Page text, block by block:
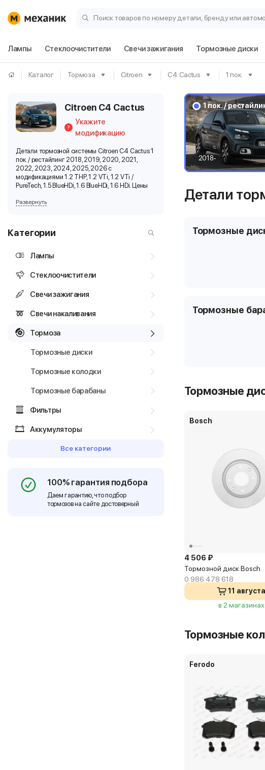
Поиск товаров по номеру детали, бренду или
Лампы Стеклоочистители Свечи зажигания Тормозные диски
Каталог Тормоза Citroen C4 Cactus 1 пок.
Citroen C4 Cactus
?
Укажите
модификацию
Детали тормозной системы Citroen C4 Cactus 1
пок. / рестайлинг 2018, 2019, 2020, 2021,
2022, 2023, 2024, 2025, 2026 с
модификациями 1.2 THP, 1.2 VTi, 1.2 VTi /
PureTech, 1.5 BlueHDi, 1.6 BlueHDi, 1.6 HDi. Цены
Развернуть
Категории
Лампы
Стеклоочистители
Свечи зажигания
Свечи накаливания
Тормоза
Тормозные диски
Тормозные колодки
Тормозные барабаны
Фильтры
Аккумуляторы
Все категории
100% гарантия подбора
Даем гарантию, что подбор
тормозов на сайте достоверный
1 пок. /
2018-
Детали
Тормозные
Тормозные
Тормозные
Bosch
4 506 ₽
Тормозной диск Bosch
0 986 478 618
11 августа
в 2 магазинах
Тормозные
Ferodo